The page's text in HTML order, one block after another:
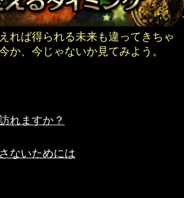
れば得られる未来も違ってきちゃ
か、今じゃないか見てみよう。
れますか？
ないためには